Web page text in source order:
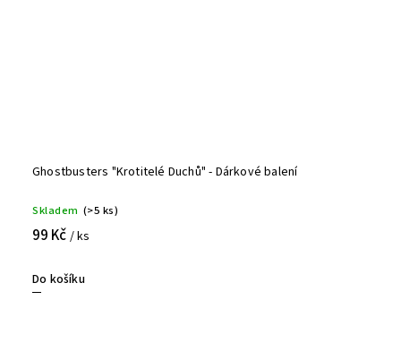
Ghostbusters "Krotitelé Duchů" - Dárkové balení
Skladem (>5 ks)
99 Kč / ks
Do košíku